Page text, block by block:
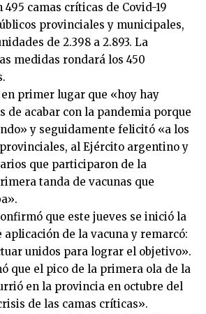
495 camas críticas de Covid-19
provinciales y municipales,
de 2.398 a 2.893. La
medidas rondará los 450
primer lugar que «hoy hay
de acabar con la pandemia porque
y seguidamente felicitó «a los
al Ejército argentino y
que participaron de la
tanda de vacunas que
que este jueves se inició la
aplicación de la vacuna y remarcó:
unidos para lograr el objetivo».
que el pico de la primera ola de la
en la provincia en octubre del
de las camas críticas».